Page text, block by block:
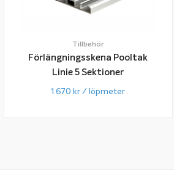
Tillbehör
Förlängningsskena Pooltak
Linie 5 Sektioner
1 670 kr / löpmeter